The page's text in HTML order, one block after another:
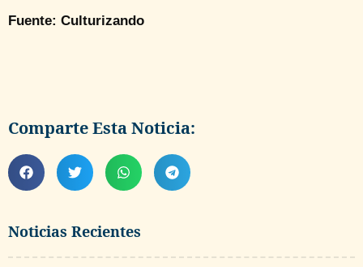
Noticias Recientes
Fuente: Culturizando
Comparte Esta Noticia: